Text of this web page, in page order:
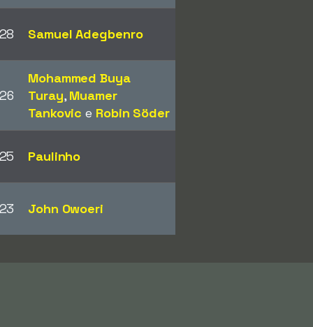
28 Samuel Adegbenro
26
Mohammed Buya
Turay, Muamer
Tankovic e Robin Söder
25 Paulinho
23 John Owoeri